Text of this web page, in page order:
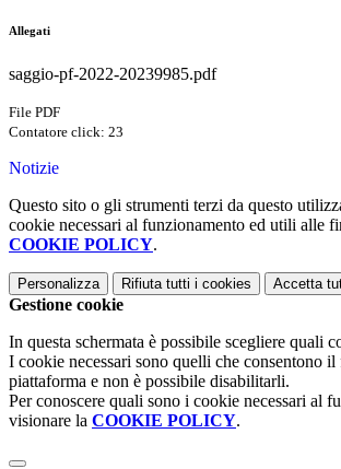
Allegati
saggio-pf-2022-20239985.pdf
File PDF
Contatore click: 23
Notizie
Questo sito o gli strumenti terzi da questo
cookie necessari al funzionamento ed utili alle
COOKIE POLICY.
Personalizza Rifiuta tutti i cookies Accetta
Gestione cookie
In questa schermata è possibile scegliere quali
I cookie necessari sono quelli che consentono
piattaforma e non è possibile disabilitarli.
Per conoscere quali sono i cookie necessari al
visionare la COOKIE POLICY.